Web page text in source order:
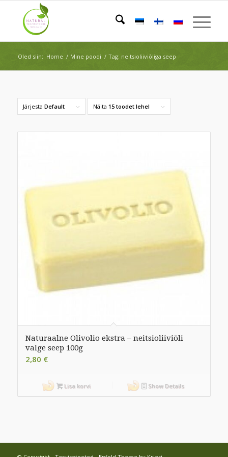
Oled siin: Home / Mine poodi / Tag: neitsioliiviõliga seep
Järjesta Default Näita 15 toodet lehel
Naturaalne Olivolio ekstra – neitsioliiviõli
valge seep 100g
2,80 €
Lisa korvi Show Details